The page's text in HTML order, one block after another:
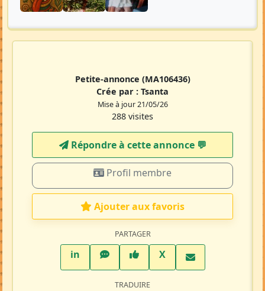
Petite-annonce (MA106436)
Crée par : Tsanta
Mise à jour 21/05/26
288 visites
Répondre à cette annonce 💬​
Profil membre
Ajouter aux favoris
PARTAGER
inLinkedInWhatsAppFacebook
XTwitter X
TRADUIRE